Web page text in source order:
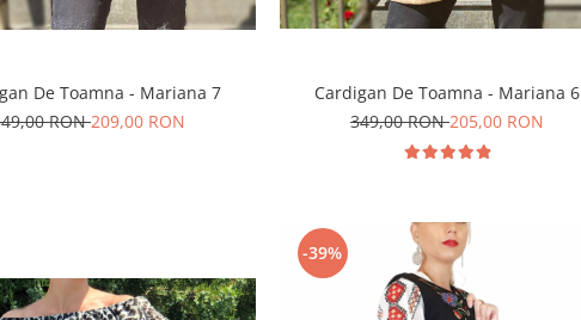
De Toamna - Mariana 7
RON209,00 RON
Cardigan De Toamna - Mariana 6
349,00 RON205,00 RON
-39%